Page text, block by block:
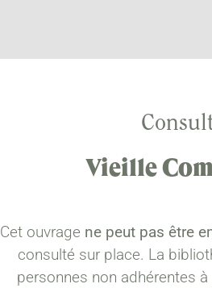
Vieille
Cet ouvrage ne peut pas être
consulté sur place. La
personnes non adhérentes